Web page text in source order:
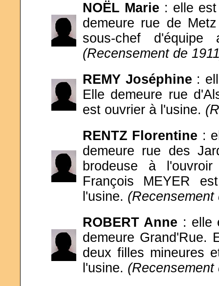
NOËL Marie : elle
demeure rue de
sous-chef
(Recensement de
REMY Joséphine :
Elle demeure rue
est ouvrier à l'usine.
RENTZ Florentine :
demeure rue des
brodeuse à
François MEYER
l'usine. (Recensement
ROBERT Anne : elle
demeure Grand'Rue.
deux filles mineures
l'usine. (Recensement